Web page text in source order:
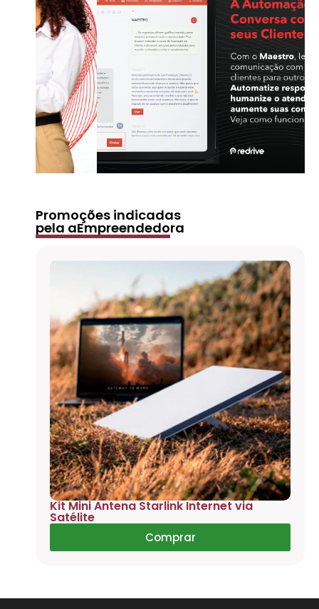
Promoções indicadas
pela aEmpreendedora
Kit Mini Antena Starlink Internet via
Satélite
Comprar